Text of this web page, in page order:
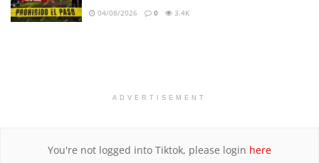
04/08/2026 0 3.4K
ADVERTISEMENT
You're not logged into Tiktok, please login here